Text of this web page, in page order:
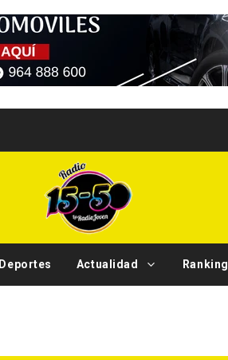
Deportes Actualidad Ranking